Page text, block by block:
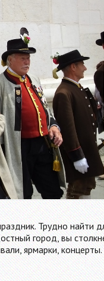
Трудно найти
город, вы
ярмарки,